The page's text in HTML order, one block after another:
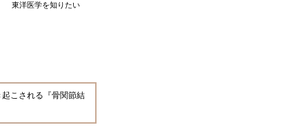
東洋医学を知りたい
こされる『骨関節結